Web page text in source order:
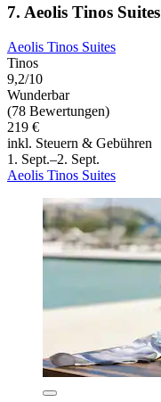
7. Aeolis Tinos Suites
Aeolis Tinos Suites
Tinos
9,2/10
Wunderbar
(78 Bewertungen)
219 €
inkl. Steuern & Gebühren
1. Sept.–2. Sept.
Aeolis Tinos Suites